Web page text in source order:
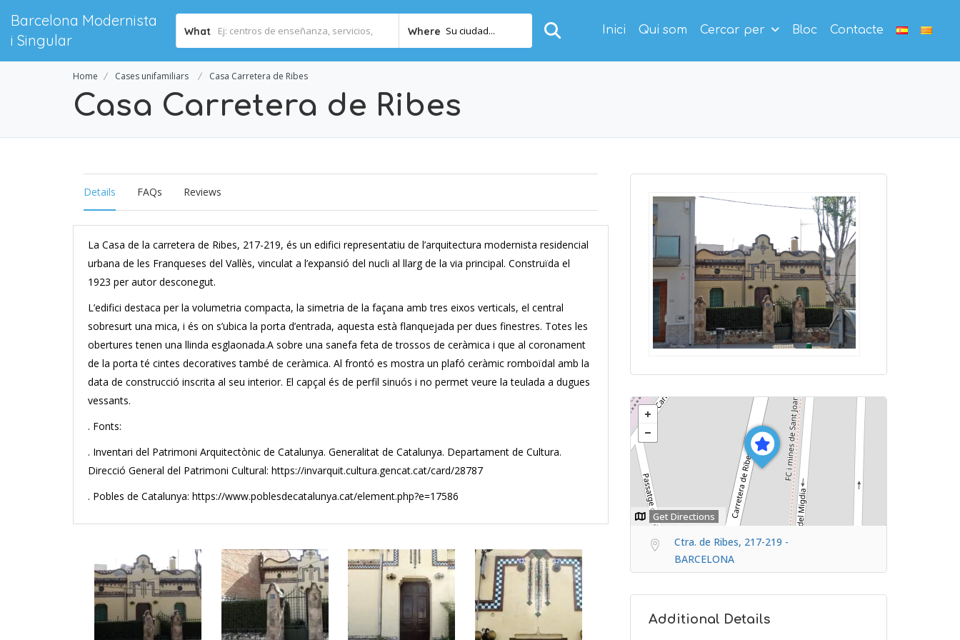
Barcelona Modernista
i Singular
What Where Su ciudad... Inici Qui som Cercar per Bloc Contacte
Home Cases unifamiliars Casa Carretera de Ribes
Casa Carretera de Ribes
Details FAQs Reviews
La Casa de la carretera de Ribes, 217-219, és un edifici representatiu de l’arquitectura modernista residencial
urbana de les Franqueses del Vallès, vinculat a l’expansió del nucli al llarg de la via principal. Construïda el
1923 per autor desconegut.
L’edifici destaca per la volumetria compacta, la simetria de la façana amb tres eixos verticals, el central
sobresurt una mica, i és on s’ubica la porta d’entrada, aquesta està flanquejada per dues finestres. Totes les
obertures tenen una llinda esglaonada.A sobre una sanefa feta de trossos de ceràmica i que al coronament
de la porta té cintes decoratives també de ceràmica. Al frontó es mostra un plafó ceràmic romboïdal amb la
data de construcció inscrita al seu interior. El capçal és de perfil sinuós i no permet veure la teulada a dugues
vessants.
. Fonts:
. Inventari del Patrimoni Arquitectònic de Catalunya. Generalitat de Catalunya. Departament de Cultura.
Direcció General del Patrimoni Cultural: https://invarquit.cultura.gencat.cat/card/28787
. Pobles de Catalunya: https://www.poblesdecatalunya.cat/element.php?e=17586
Get Directions
Ctra. de Ribes, 217-219 -
BARCELONA
Additional Details